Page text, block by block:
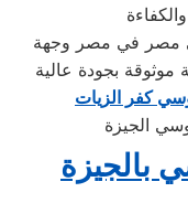
مصر في مصر وجهة
بجودة عالية
كفر الزيات
الجيزة
بالجيزة